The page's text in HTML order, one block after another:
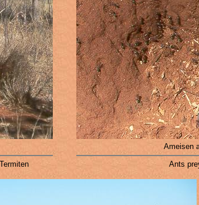
Ameisen
Ants